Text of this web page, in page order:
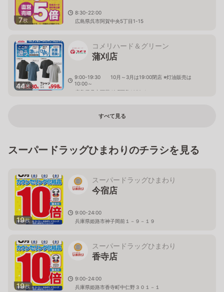
7枚
8:30-22:00
広島県呉市阿賀中央5丁目1-15
44枚
コメリハード＆グリーン
蒲刈店
9:00-19:30 10月～3月は19:00閉店 ※灯油販売は
10:00～
広島県呉市下蒲刈町下島1658-1
すべて見る
スーパードラッグひまわりのチラシを見る
19枚
スーパードラッグひまわり
今宿店
9:00-24:00
兵庫県姫路市神子岡前１－９－１９
19枚
スーパードラッグひまわり
香寺店
9:00-24:00
兵庫県姫路市香寺町中仁野３０１－１